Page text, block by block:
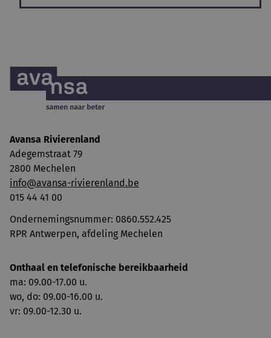
Avansa Rivierenland
Adegemstraat 79
2800 Mechelen
info@avansa-rivierenland.be
015 44 41 00
Ondernemingsnummer: 0860.552.425
RPR Antwerpen, afdeling Mechelen
Onthaal en telefonische bereikbaarheid
ma: 09.00-17.00 u.
wo, do: 09.00-16.00 u.
vr: 09.00-12.30 u.